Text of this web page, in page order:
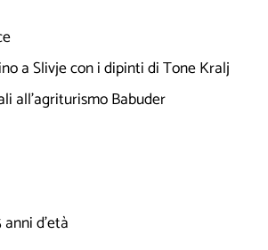
a Slivje con i dipinti di Tone Kralj
all’agriturismo Babuder
d’età